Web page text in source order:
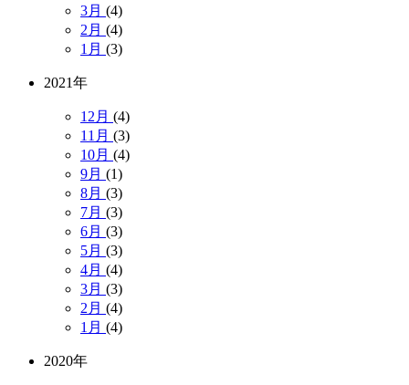
3月 (4)
2月 (4)
1月 (3)
2021年
12月 (4)
11月 (3)
10月 (4)
9月 (1)
8月 (3)
7月 (3)
6月 (3)
5月 (3)
4月 (4)
3月 (3)
2月 (4)
1月 (4)
2020年